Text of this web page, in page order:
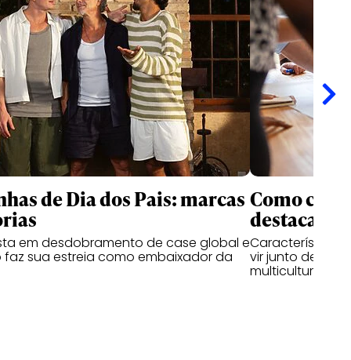
de Dia dos Pais: marcas
em desdobramento de case global e
faz sua estreia como embaixador da
Como
destacam
Características
vir junto de
multiculturais